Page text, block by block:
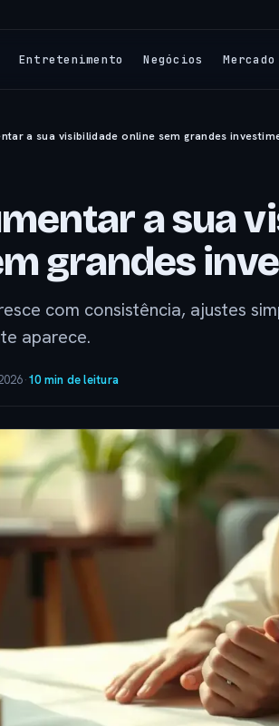
Entretenimento Negócios Mercado
a sua visibilidade online sem grandes
a sua
grandes
com consistência, ajustes
aparece.
·10 min de leitura